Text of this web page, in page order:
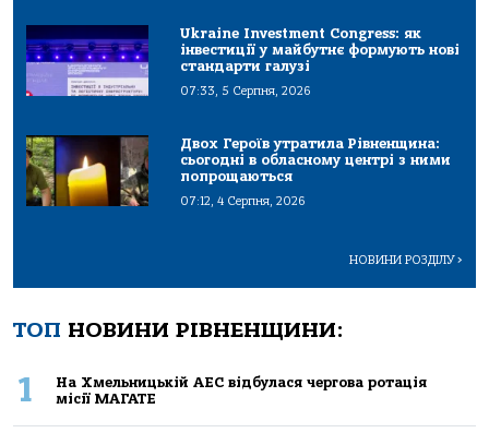
Ukraine Investment Congress: як
інвестиції у майбутнє формують нові
стандарти галузі
07:33, 5 Серпня, 2026
Двох Героїв утратила Рівненщина:
сьогодні в обласному центрі з ними
попрощаються
07:12, 4 Серпня, 2026
НОВИНИ РОЗДІЛУ>
ТОП НОВИНИ РІВНЕНЩИНИ:
1
На Хмельницькій АЕС відбулася чергова ротація
місії МАГАТЕ